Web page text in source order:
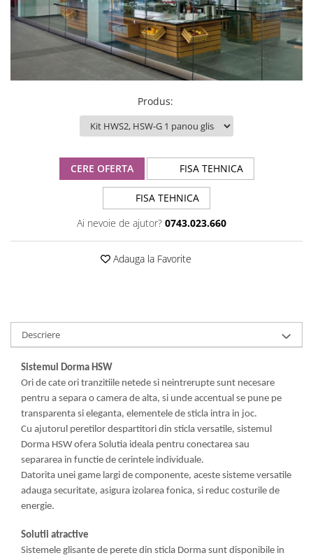
Produs:
CERE OFERTA FISA TEHNICA
FISA TEHNICA
Ai nevoie de ajutor? 0743.023.660
Adauga la Favorite
Descriere
Sistemul Dorma HSW
Ori de cate ori tranzitiile netede si neintrerupte sunt necesare
pentru a separa o camera de alta, si unde accentual se pune pe
transparenta si eleganta, elementele de sticla intra in joc.
Cu ajutorul peretilor despartitori din sticla versatile, sistemul
Dorma HSW ofera Solutia ideala pentru conectarea sau
separarea in functie de cerintele individuale.
Datorita unei game largi de componente, aceste sisteme versatile
adauga securitate, asigura izolarea fonica, si reduc costurile de
energie.
Solutii atractive
Sistemele glisante de perete din sticla Dorma sunt disponibile in